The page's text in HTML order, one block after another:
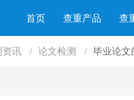
首页 查重产品 查
讯 / 论文检测 / 毕业论文